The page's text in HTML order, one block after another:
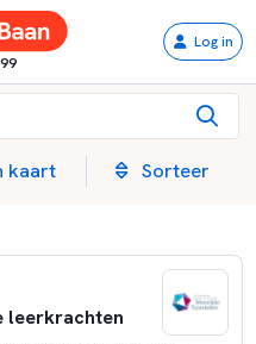
Log in
kaart Sorteer
leerkrachten